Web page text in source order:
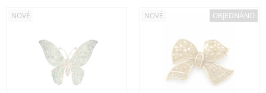
NOVÉ NOVÉ OBJEDNÁNO